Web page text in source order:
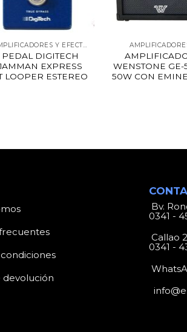
AMPLIFICADORES Y EFECTOS
PEDAL DIGITECH
EXPRESS
LOOPER ESTEREO
WENSTONE GE-
50W CON
devolución
Bv.
0341 -
Callao
0341 -